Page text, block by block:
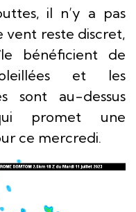
il n’y a pas
vent reste discret,
bénéficient de
et les
sont au-dessus
promet une
ce mercredi.